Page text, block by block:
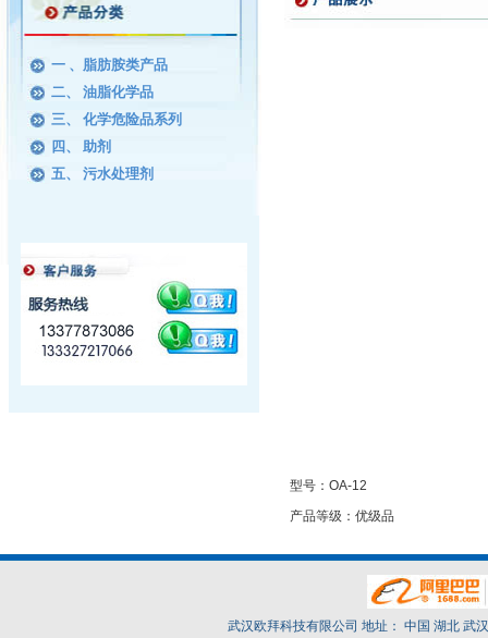
一 、脂肪胺类产品
二、 油脂化学品
三、 化学危险品系列
四、 助剂
五、 污水处理剂
型号：OA-12
产品等级：优级品
武汉欧拜科技有限公司 地址： 中国 湖北 武